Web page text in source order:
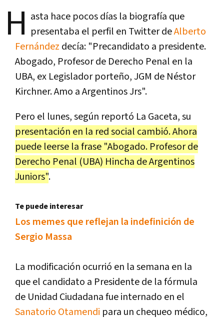
H asta hace pocos días la biografía que
presentaba el perfil en Twitter deAlberto
Fernández decía: "Precandidato a presidente.
Abogado, Profesor de Derecho Penal en la
UBA, ex Legislador porteño, JGM de Néstor
Kirchner. Amo a Argentinos Jrs".
Pero el lunes, según reportó La Gaceta, su
presentación en la red social cambió. Ahora
puede leerse la frase "Abogado. Profesor de
Derecho Penal (UBA) Hincha de Argentinos
Juniors".
Te puede interesar
Los memes que reflejan la indefinición de
Sergio Massa
La modificación ocurrió en la semana en la
que el candidato a Presidente de la fórmula
de Unidad Ciudadana fue internado en el
Sanatorio Otamendi para un chequeo médico,